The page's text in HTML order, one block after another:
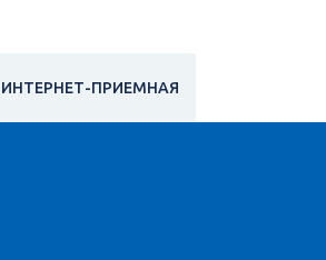
ИНТЕРНЕТ-ПРИЕМНАЯ